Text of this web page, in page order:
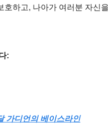
하고, 나아가 여러분 자신
:
가디언의 베이스라인